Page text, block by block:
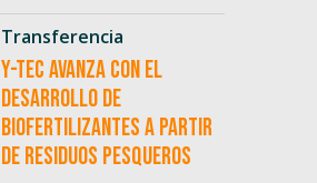
Transferencia
Y-TEC avanza con el
desarrollo de
biofertilizantes a partir
de residuos pesqueros